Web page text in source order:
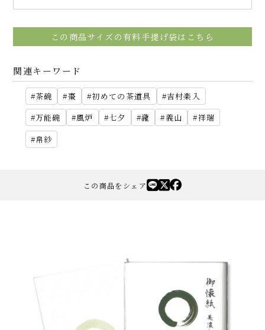
この商品サイズの有料手提げ袋はこちら
関連キーワード
茶碗 棗 初めての茶道具
吉村楽入
万能碗
風炉 七夕 瀧 義山
祥瑞
帛紗
この商品をシェア